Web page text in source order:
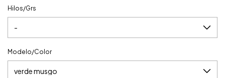
Hilos/Grs
Modelo/Color